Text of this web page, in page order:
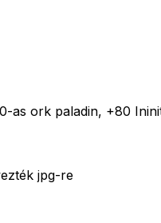
+80 Ininity
jpg-re